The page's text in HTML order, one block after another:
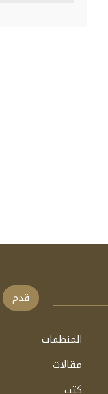
قدم
المنظمات
مقالات
كتب